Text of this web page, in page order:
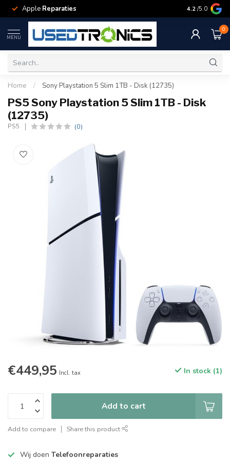
Apple Reparaties Samsung
4.2 /5.0
MENU
0
Home / Sony Playstation 5 Slim 1TB - Disk (12735)
PS5 Sony Playstation 5 Slim 1TB - Disk
(12735)
PS5 (0)
€449,95 Incl. tax In stock (1)
Add to cart
Add to compare Share this product
Wij doen Telefoonreparaties